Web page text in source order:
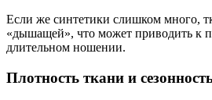
Если же синтетики слишком много,
«дышащей», что может приводить к
длительном ношении.
Плотность ткани и